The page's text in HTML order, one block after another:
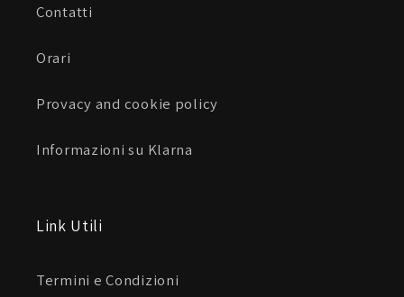
Contatti
Orari
Provacy and cookie policy
Informazioni su Klarna
Link Utili
Termini e Condizioni